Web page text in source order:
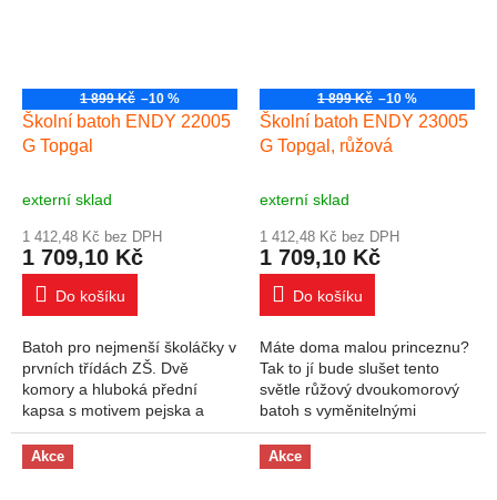
1 899 Kč –10 %
Školní batoh ENDY 22005
G Topgal
externí sklad
1 412,48 Kč bez DPH
1 709,10 Kč
Do košíku
Batoh pro nejmenší školáčky v
prvních třídách ZŠ. Dvě
komory a hluboká přední
kapsa s motivem pejska a
stylový přívěsek. Líbí? pevná
lisovaná záda lehký - neváží
ani 1 kg!...
1 899 Kč –10 %
Školní batoh ENDY 23005
G Topgal, růžová
externí sklad
1 412,48 Kč bez DPH
1 709,10 Kč
Do košíku
Máte doma malou princeznu?
Tak to jí bude slušet tento
světle růžový dvoukomorový
batoh s vyměnitelnými
obrázky. Je vhodný pro
všechny holky od 110 cm,
svým objemem vydrží až...
Akce Akce